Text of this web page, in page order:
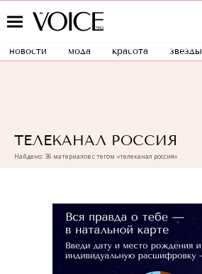
новости мода красота звезды
ТЕЛЕКАНАЛ РОССИЯ
Найдено: 36 материалов с тегом «телеканал россия»